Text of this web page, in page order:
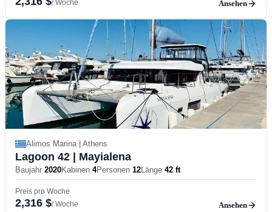
/ Woche Ansehen
Alimos Marina | Athens
Lagoon 42 | Mayialena
Baujahr 2020Kabinen 4Personen 12Länge 42 ft
Preis pro Woche
2,316 $/ Woche Ansehen